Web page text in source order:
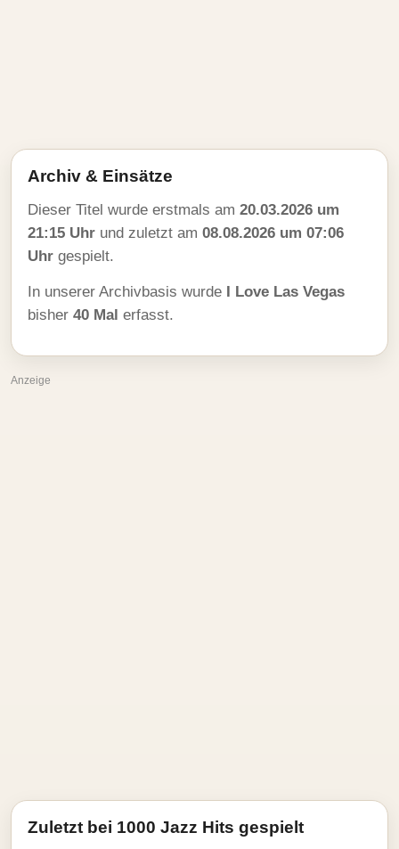
Archiv & Einsätze
Dieser Titel wurde erstmals am 20.03.2026 um
21:15 Uhr und zuletzt am 08.08.2026 um 07:06
Uhr gespielt.
In unserer Archivbasis wurde I Love Las Vegas
bisher 40 Mal erfasst.
Anzeige
Zuletzt bei 1000 Jazz Hits gespielt